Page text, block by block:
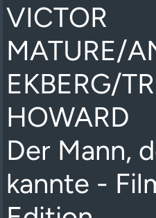
VICTOR
MATURE/
EKBERG/
HOWARD
Der Mann,
kannte -